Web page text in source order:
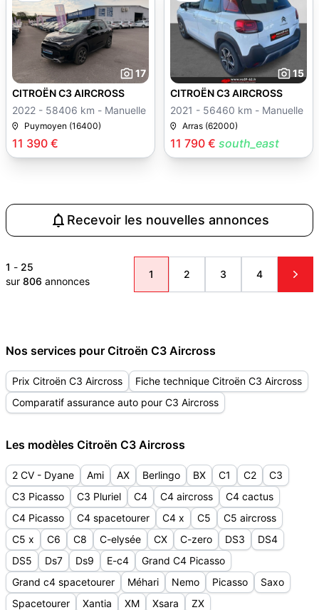
17
11 390 €
CITROËN C3 AIRCROSS
2022 - 58406 km - Manuelle
Puymoyen (16400)
15
11 790 € south_east
CITROËN C3 AIRCROSS
2021 - 56460 km - Manuelle
Arras (62000)
Recevoir les nouvelles annonces
1 - 25
sur 806 annonces
1 2 3 4
Nos services pour Citroën C3 Aircross
Prix Citroën C3 Aircross
Fiche technique Citroën C3 Aircross
Comparatif assurance auto pour C3 Aircross
Les modèles Citroën C3 Aircross
2 CV - Dyane Ami AX Berlingo BX C1 C2
C3
C3 Picasso
C3 Pluriel C4 C4 aircross
C4 cactus
C4 Picasso
C4 spacetourer C4 x C5
C5 aircross
C5 x
C6 C8 C-elysée CX C-zero DS3
DS4
DS5
Ds7 Ds9 E-c4
Grand C4 Picasso
Grand c4 spacetourer
Méhari Nemo Picasso
Saxo
Spacetourer
Xantia XM Xsara ZX